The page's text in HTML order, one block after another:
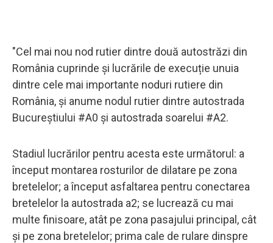
"Cel mai nou nod rutier dintre două autostrăzi din
România cuprinde și lucrările de execuție unuia
dintre cele mai importante noduri rutiere din
România, și anume nodul rutier dintre autostrada
Bucureștiului #A0 și autostrada soarelui #A2.
Stadiul lucrărilor pentru acesta este următorul: a
început montarea rosturilor de dilatare pe zona
bretelelor; a început asfaltarea pentru conectarea
bretelelor la autostrada a2; se lucrează cu mai
multe finisoare, atât pe zona pasajului principal, cât
și pe zona bretelelor; prima cale de rulare dinspre